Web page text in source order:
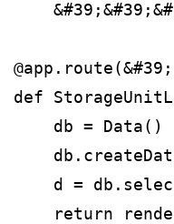
def
    db = Data()
d =
return